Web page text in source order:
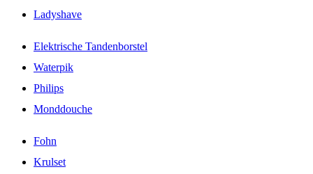
Ladyshave
Elektrische Tandenborstel
Waterpik
Philips
Monddouche
Fohn
Krulset